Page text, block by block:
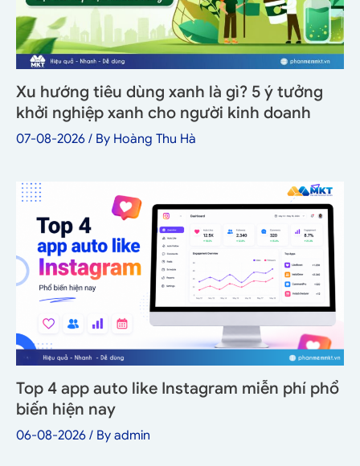
Xu hướng tiêu dùng xanh là gì? 5 ý tưởng
khởi nghiệp xanh cho người kinh doanh
07-08-2026 / By Hoàng Thu Hà
Top 4 app auto like Instagram miễn phí phổ
biến hiện nay
06-08-2026 / By admin